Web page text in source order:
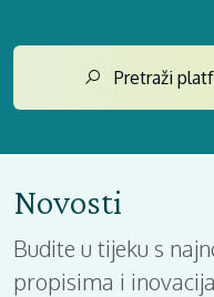
Pretraži
Novosti
Budite u tijeku s
propisima i